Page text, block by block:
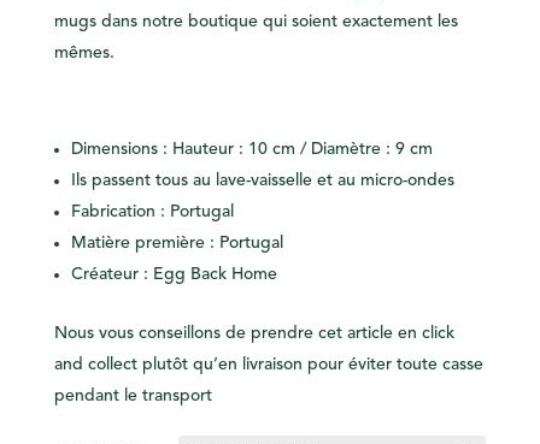
mugs dans notre boutique qui soient exactement les
mêmes.
Dimensions : Hauteur : 10 cm / Diamètre : 9 cm
Ils passent tous au lave-vaisselle et au micro-ondes
Fabrication : Portugal
Matière première : Portugal
Créateur : Egg Back Home
Nous vous conseillons de prendre cet article en click
and collect plutôt qu’en livraison pour éviter toute casse
pendant le transport